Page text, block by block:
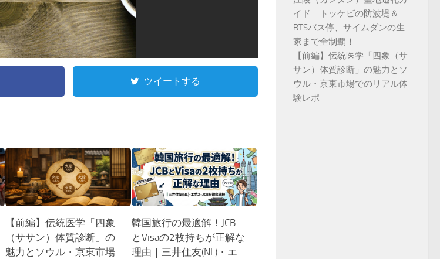
ツイートする
【前編】伝統医学「四象
（ササン）体質診断」の
魅力とソウル・京東市場
韓国旅行の最適解！JCB
とVisaの2枚持ちが正解な
理由｜三井住友(NL)・エ
イド｜トッケビの防波堤＆
BTSバス停、サイムダンの生
家まで全制覇！
【前編】伝統医学「四象（サ
サン）体質診断」の魅力とソ
ウル・京東市場でのリアル体
験レポ